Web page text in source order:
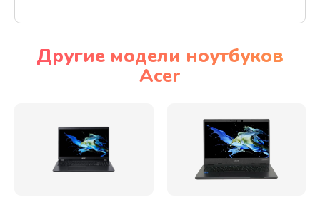
Настройка BIOS
Замена видеочипа
Другие модели ноутбуков
Acer